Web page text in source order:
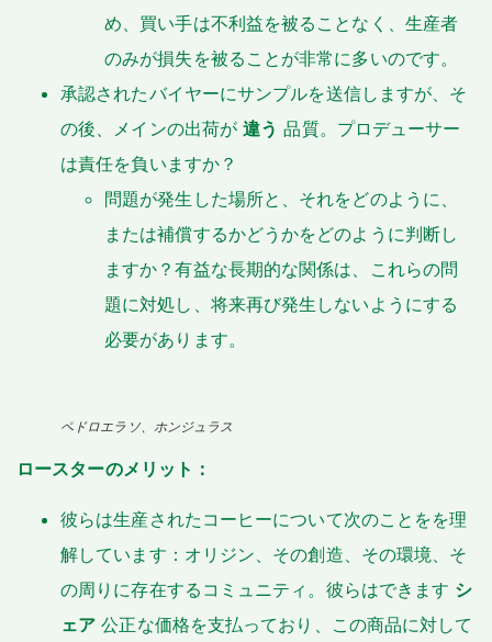
め、買い手は不利益を被ることなく、生産者
のみが損失を被ることが非常に多いのです。
承認されたバイヤーにサンプルを送信しますが、そ
の後、メインの出荷が違う 品質。プロデューサー
は責任を負いますか？
問題が発生した場所と、それをどのように、
または補償するかどうかをどのように判断し
ますか？有益な長期的な関係は、これらの問
題に対処し、将来再び発生しないようにする
必要があります。
ペドロエラソ、ホンジュラス
ロースターのメリット：
彼らは生産されたコーヒーについて次のことをを理
解しています：オリジン、その創造、その環境、そ
の周りに存在するコミュニティ。彼らはできます シ
ェア 公正な価格を支払っており、この商品に対して